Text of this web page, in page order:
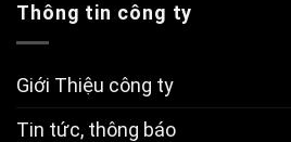
Thông tin công ty
Giới Thiệu công ty
Tin tức, thông báo